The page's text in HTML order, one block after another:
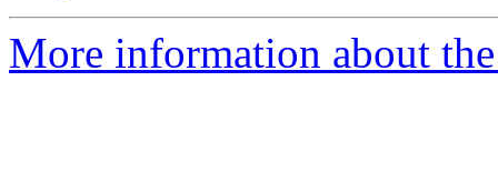
More information about